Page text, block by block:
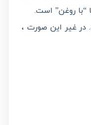
“با روغن” است.
در غیر این صورت ،